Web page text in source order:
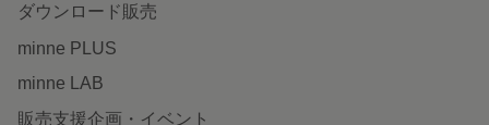
ダウンロード販売
minne PLUS
minne LAB
販売支援企画・イベント